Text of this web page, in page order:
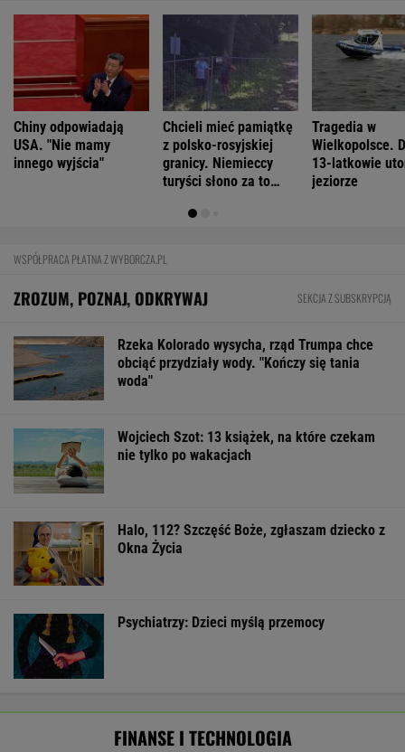
Chiny odpowiadają
USA. "Nie mamy
innego wyjścia"
Chcieli mieć pamiątkę
z polsko-rosyjskiej
granicy. Niemieccy
turyści słono za to
Tragedia w
Wielkopolsce.
13-latkowie
jeziorze
WSPÓŁPRACA PŁATNA Z WYBORCZA.PL
ZROZUM, POZNAJ, ODKRYWAJ SEKCJA Z SUBSKRYPCJĄ
Rzeka Kolorado wysycha, rząd Trumpa chce
obciąć przydziały wody. "Kończy się tania
woda"
Wojciech Szot: 13 książek, na które czekam
nie tylko po wakacjach
Halo, 112? Szczęść Boże, zgłaszam dziecko z
Okna Życia
Psychiatrzy: Dzieci myślą przemocy
FINANSE I TECHNOLOGIA